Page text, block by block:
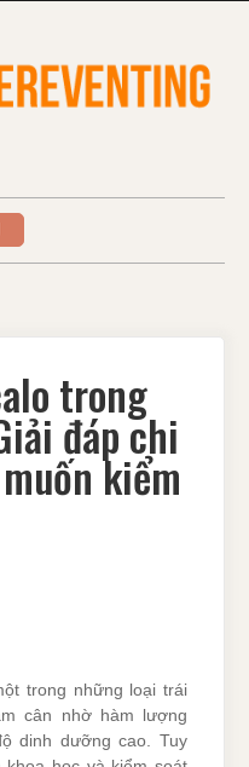
trong
đáp chi
kiểm
trong những loại trái
cân nhờ hàm lượng
dinh dưỡng cao. Tuy